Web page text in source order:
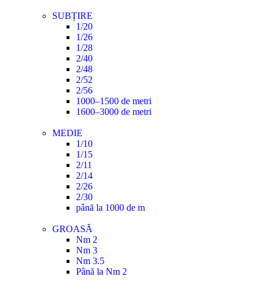
SUBȚIRE
1/20
1/26
1/28
2/40
2/48
2/52
2/56
1000–1500 de metri
1600–3000 de metri
MEDIE
1/10
1/15
2/11
2/14
2/26
2/30
până la 1000 de m
GROASĂ
Nm 2
Nm 3
Nm 3.5
Până la Nm 2